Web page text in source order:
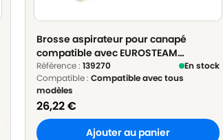
Brosse aspirateur pour canapé
compatible avec EUROSTEAM
Compatible avec tous modèles -
Diamètre 32mm ou 35mm
Référence : 139270
En stock
Compatible : Compatible avec tous
modèles
26,22€
Ajouter au panier